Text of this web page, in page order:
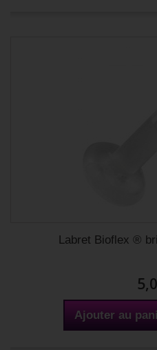
Labret Bioflex ®
Ajouter au